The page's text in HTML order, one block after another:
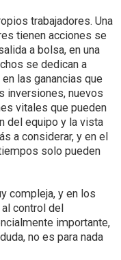
trabajadores. Una
tienen acciones se
a bolsa, en una
se dedican a
las ganancias que
inversiones, nuevos
vitales que pueden
del equipo y la vista
a considerar, y en el
solo pueden
compleja, y en los
control del
importante,
no es para nada